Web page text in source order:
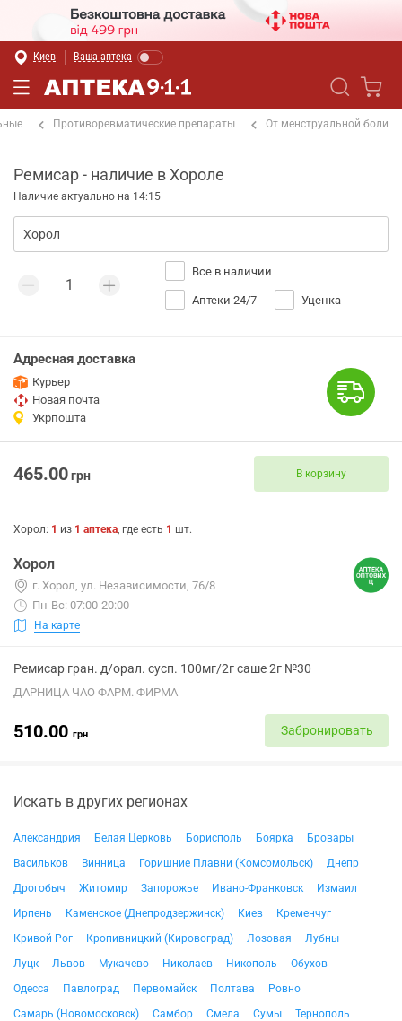
Киев Ваша аптека
Противоревматические препараты От менструальной боли
Ремисар - наличие в Хороле
Наличие актуально на 14:15
Все в наличии
Аптеки 24/7 Уценка
Адресная доставка
Курьер
Новая почта
Укрпошта
465.00грн В корзину
Хорол: 1 из 1 аптека, где есть 1 шт.
Хорол
г. Хорол, ул. Независимости, 76/8
Пн-Вс: 07:00-20:00
На карте
Ремисар гран. д/орал. сусп. 100мг/2г саше 2г №30
ДАРНИЦА ЧАО ФАРМ. ФИРМА
510.00 грн Забронировать
Искать в других регионах
Александрия Белая Церковь Борисполь Боярка
Бровары
Васильков
Винница Горишние Плавни (Комсомольск)
Днепр
Дрогобыч
Житомир Запорожье Ивано-Франковск
Измаил
Ирпень
Каменское (Днепродзержинск) Киев
Кременчуг
Кривой Рог
Кропивницкий (Кировоград) Лозовая
Лубны
Луцк
Львов Мукачево Николаев Никополь
Обухов
Одесса
Павлоград Первомайск Полтава
Ровно
Самарь (Новомосковск)
Самбор Смела Сумы
Тернополь